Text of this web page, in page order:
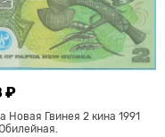
₽
Новая Гвинея 2 кина 1991